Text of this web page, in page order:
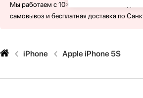
Мы работаем с 10:00 - 21:00 без выходных.
самовывоз и бесплатная доставка по
iPhone Apple iPhone 5S